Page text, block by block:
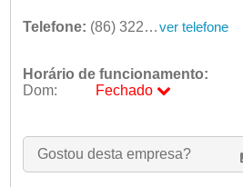
Telefone: (86) 3221-5998 ver telefone
Horário de funcionamento:
Dom:
Fechado
Qua:
09:00 - 18:00
Qui:
09:00 - 18:00
Gostou desta empresa?